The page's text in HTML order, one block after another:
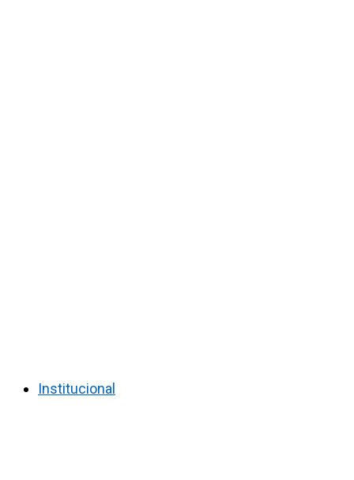
Institucional